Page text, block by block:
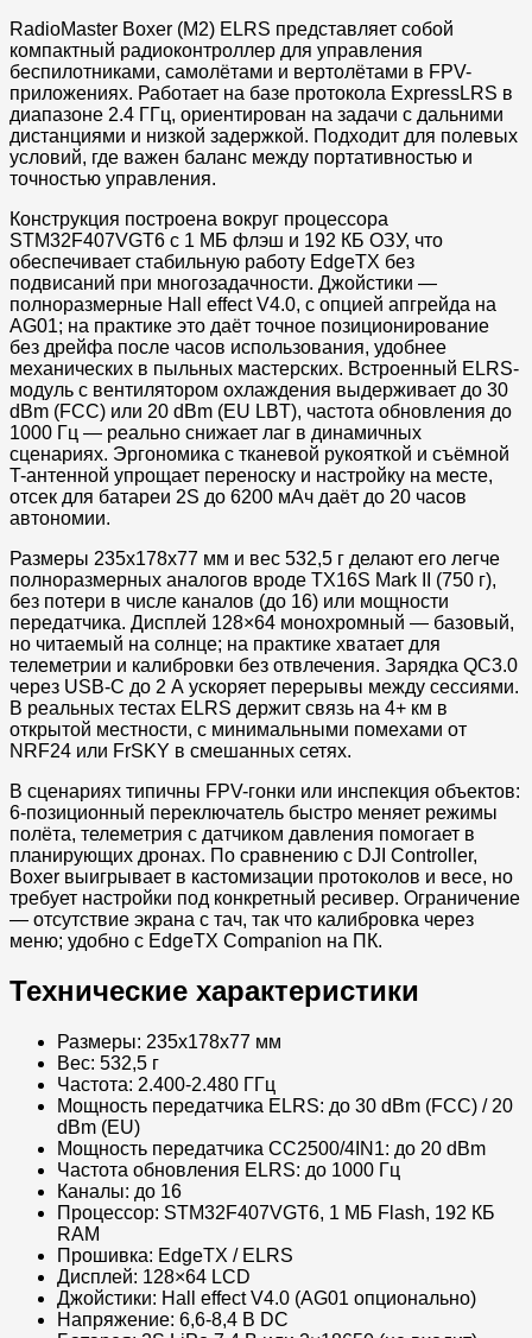
RadioMaster Boxer (M2) ELRS представляет собой
компактный радиоконтроллер для управления
беспилотниками, самолётами и вертолётами в FPV-
приложениях. Работает на базе протокола ExpressLRS в
диапазоне 2.4 ГГц, ориентирован на задачи с дальними
дистанциями и низкой задержкой. Подходит для полевых
условий, где важен баланс между портативностью и
точностью управления.​
Конструкция построена вокруг процессора
STM32F407VGT6 с 1 МБ флэш и 192 КБ ОЗУ, что
обеспечивает стабильную работу EdgeTX без
подвисаний при многозадачности. Джойстики —
полноразмерные Hall effect V4.0, с опцией апгрейда на
AG01; на практике это даёт точное позиционирование
без дрейфа после часов использования, удобнее
механических в пыльных мастерских. Встроенный ELRS-
модуль с вентилятором охлаждения выдерживает до 30
dBm (FCC) или 20 dBm (EU LBT), частота обновления до
1000 Гц — реально снижает лаг в динамичных
сценариях. Эргономика с тканевой рукояткой и съёмной
T-антенной упрощает переноску и настройку на месте,
отсек для батареи 2S до 6200 мАч даёт до 20 часов
автономии.​
Размеры 235x178x77 мм и вес 532,5 г делают его легче
полноразмерных аналогов вроде TX16S Mark II (750 г),
без потери в числе каналов (до 16) или мощности
передатчика. Дисплей 128×64 монохромный — базовый,
но читаемый на солнце; на практике хватает для
телеметрии и калибровки без отвлечения. Зарядка QC3.0
через USB-C до 2 А ускоряет перерывы между сессиями.
В реальных тестах ELRS держит связь на 4+ км в
открытой местности, с минимальными помехами от
NRF24 или FrSKY в смешанных сетях.​
В сценариях типичны FPV-гонки или инспекция объектов:
6-позиционный переключатель быстро меняет режимы
полёта, телеметрия с датчиком давления помогает в
планирующих дронах. По сравнению с DJI Controller,
Boxer выигрывает в кастомизации протоколов и весе, но
требует настройки под конкретный ресивер. Ограничение
— отсутствие экрана с тач, так что калибровка через
меню; удобно с EdgeTX Companion на ПК.
Технические характеристики​
Размеры: 235x178x77 мм​
Вес: 532,5 г​
Частота: 2.400-2.480 ГГц​
Мощность передатчика ELRS: до 30 dBm (FCC) / 20
dBm (EU)​
Мощность передатчика CC2500/4IN1: до 20 dBm​
Частота обновления ELRS: до 1000 Гц​
Каналы: до 16​
Процессор: STM32F407VGT6, 1 МБ Flash, 192 КБ
RAM​
Прошивка: EdgeTX / ELRS​
Дисплей: 128×64 LCD​
Джойстики: Hall effect V4.0 (AG01 опционально)​
Напряжение: 6,6-8,4 В DC​